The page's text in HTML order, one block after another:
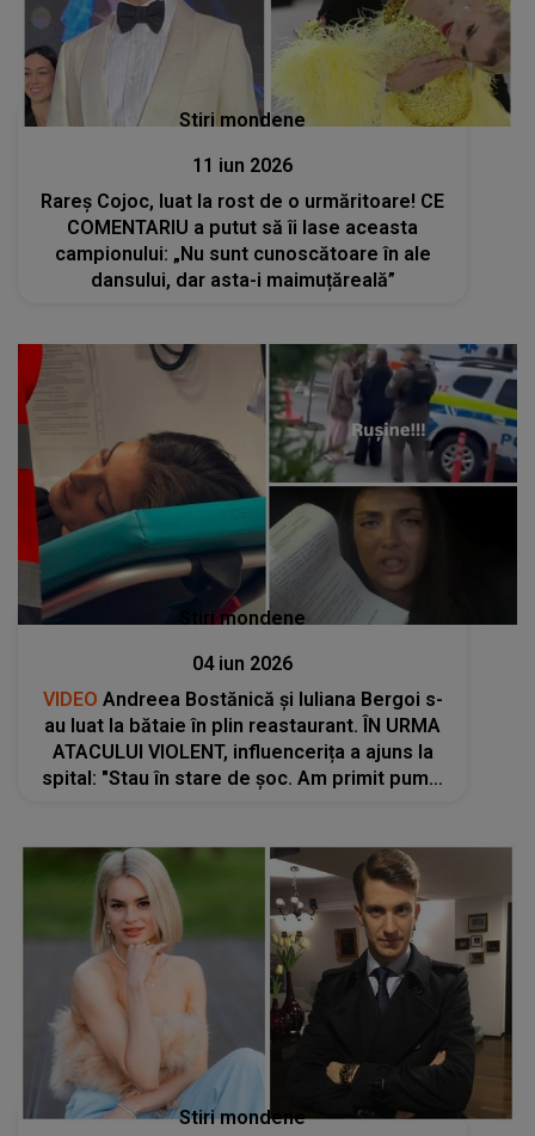
Stiri mondene
11 iun 2026
Rareș Cojoc, luat la rost de o urmăritoare! CE
COMENTARIU a putut să îi lase aceasta
campionului: „Nu sunt cunoscătoare în ale
dansului, dar asta-i maimuțăreală”
Stiri mondene
04 iun 2026
VIDEO Andreea Bostănică și Iuliana Bergoi s-
au luat la bătaie în plin reastaurant. ÎN URMA
ATACULUI VIOLENT, influencerița a ajuns la
spital: "Stau în stare de șoc. Am primit pumni
Stiri mondene